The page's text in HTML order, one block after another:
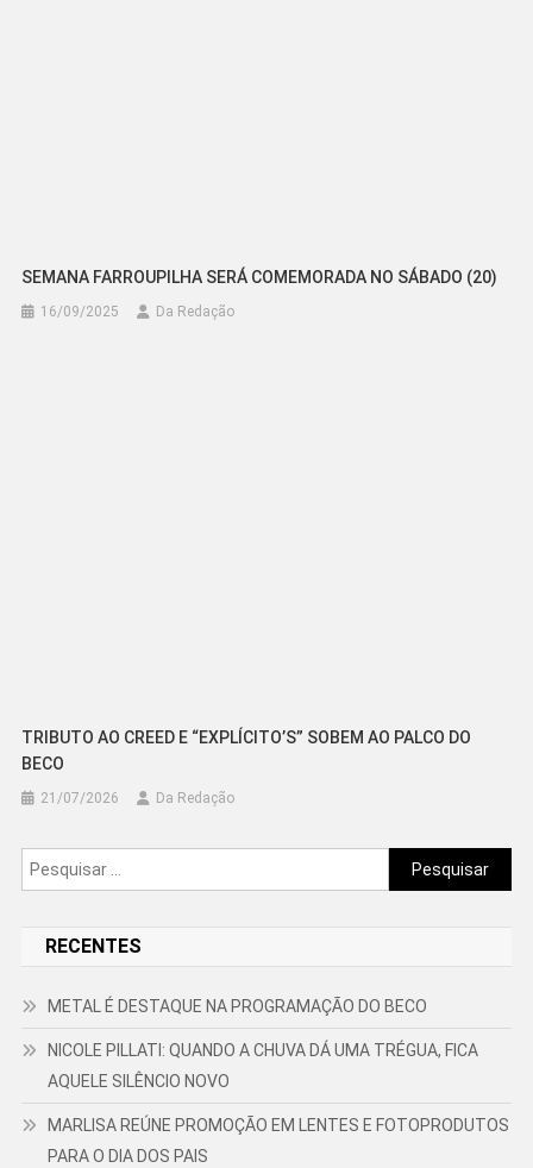
SEMANA FARROUPILHA SERÁ COMEMORADA NO SÁBADO (20)
16/09/2025 Da Redação
TRIBUTO AO CREED E “EXPLÍCITO’S” SOBEM AO PALCO DO
BECO
21/07/2026 Da Redação
Pesquisar
por:
RECENTES
METAL É DESTAQUE NA PROGRAMAÇÃO DO BECO
NICOLE PILLATI: QUANDO A CHUVA DÁ UMA TRÉGUA, FICA
AQUELE SILÊNCIO NOVO
MARLISA REÚNE PROMOÇÃO EM LENTES E FOTOPRODUTOS
PARA O DIA DOS PAIS